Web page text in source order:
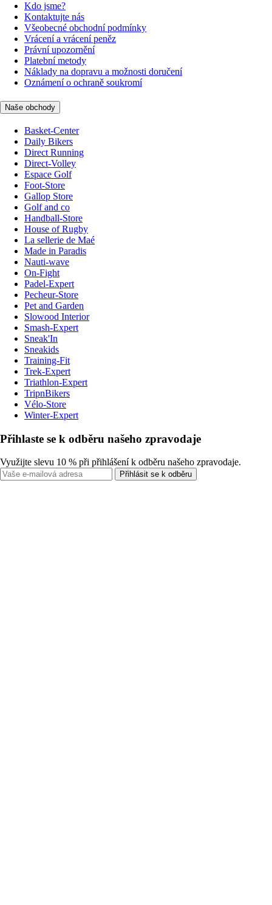
Kdo jsme?
Kontaktujte nás
Všeobecné obchodní podmínky
Vrácení a vrácení peněz
Právní upozornění
Platební metody
Náklady na dopravu a možnosti doručení
Oznámení o ochraně soukromí
Naše obchody
Basket-Center
Daily Bikers
Direct Running
Direct-Volley
Espace Golf
Foot-Store
Gallop Store
Golf and co
Handball-Store
House of Rugby
La sellerie de Maé
Made in Paradis
Nauti-wave
On-Fight
Padel-Expert
Pecheur-Store
Pet and Garden
Slowood Interior
Smash-Expert
Sneak'In
Sneakids
Training-Fit
Trek-Expert
Triathlon-Expert
TripnBikers
Vélo-Store
Winter-Expert
Přihlaste se k odběru našeho zpravodaje
Využijte slevu 10 % při přihlášení k odběru našeho zpravodaje.
Přihlásit se k odběru